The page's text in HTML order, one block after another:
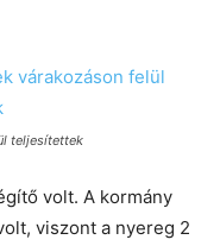
teljesítettek
volt. A kormány
viszont a nyereg 2